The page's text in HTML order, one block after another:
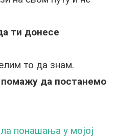
ти донесе
то да знам.
да постанемо
понашања у мојој